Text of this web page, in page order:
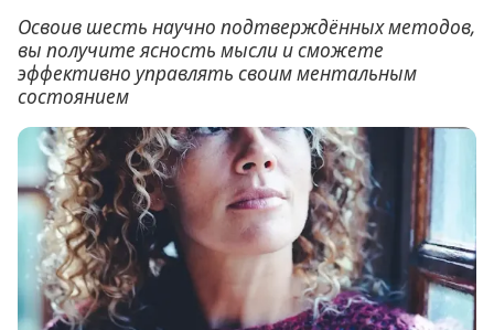
Освоив шесть научно подтверждённых методов,
вы получите ясность мысли и сможете
эффективно управлять своим ментальным
состоянием